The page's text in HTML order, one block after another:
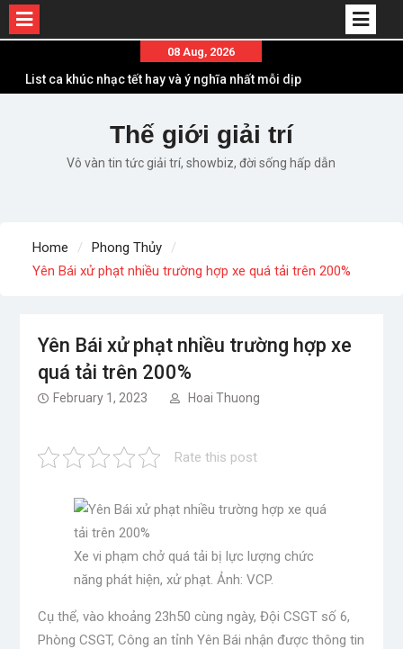
content
08 Aug, 2026
List ca khúc nhạc tết hay và ý nghĩa nhất mỗi dịp
Em ơi lên phố – Minh Vương: Màn comeback
“ngoạn mục” với triệu view
Những ca khúc nhạc xuân “sặc mùi” quảng cáo
Lời bài hát Chúng Ta của Hiện Tại – Sơn Tùng M-
TP – Full lyrics bản chuẩn
Thế giới giải trí
Vô vàn tin tức giải trí, showbiz, đời sống hấp dẫn
Home
Phong Thủy
Yên Bái xử phạt nhiều trường hợp xe quá tải trên 200%
Yên Bái xử phạt nhiều trường hợp xe
quá tải trên 200%
February 1, 2023 Hoai Thuong
Rate this post
Xe vi phạm chở quá tải bị lực lượng chức
năng phát hiện, xử phạt. Ảnh: VCP.
Cụ thể, vào khoảng 23h50 cùng ngày, Đội CSGT số 6,
Phòng CSGT, Công an tỉnh Yên Bái nhận được thông tin